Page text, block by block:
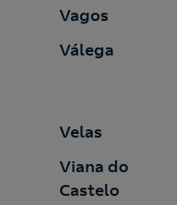
Vagos
Válega
Velas
Viana do
Castelo